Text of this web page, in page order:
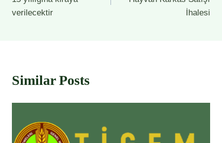
verilecektir
İhalesi
Similar Posts